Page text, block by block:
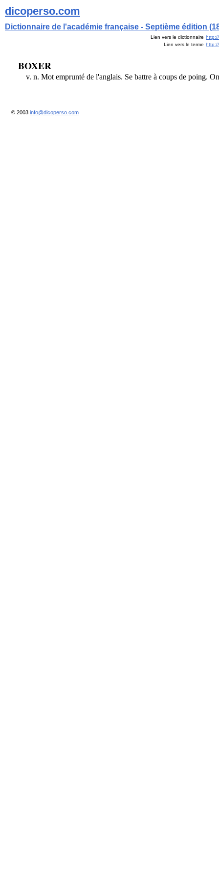
dicoperso.com
Dictionnaire de l'académie française - Septième édition
Lien vers le dictionnaire
Lien vers le terme
BOXER
v. n. Mot emprunté de l'anglais. Se battre à coups de poing.
© 2003 info@dicoperso.com